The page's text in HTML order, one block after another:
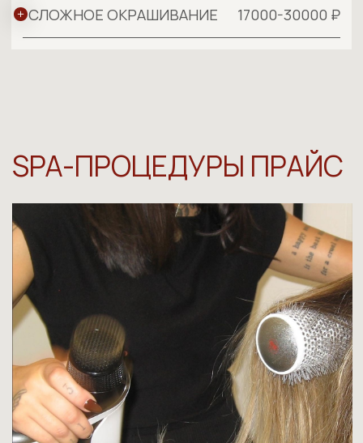
ЭКСПРЕСС-УХОД TOKIO
NASHI FILLER THERAPY
NASHI FILLER SERVISE
SPA-УХОД NASHI ARGAN
(ПОЛНЫЙ УХОД)
DAVINES NOURISHING
TOKIO INKARAMI
NASHI
DAVINES
4500-5500 ₽
3000-4000 ₽
от 4500 ₽